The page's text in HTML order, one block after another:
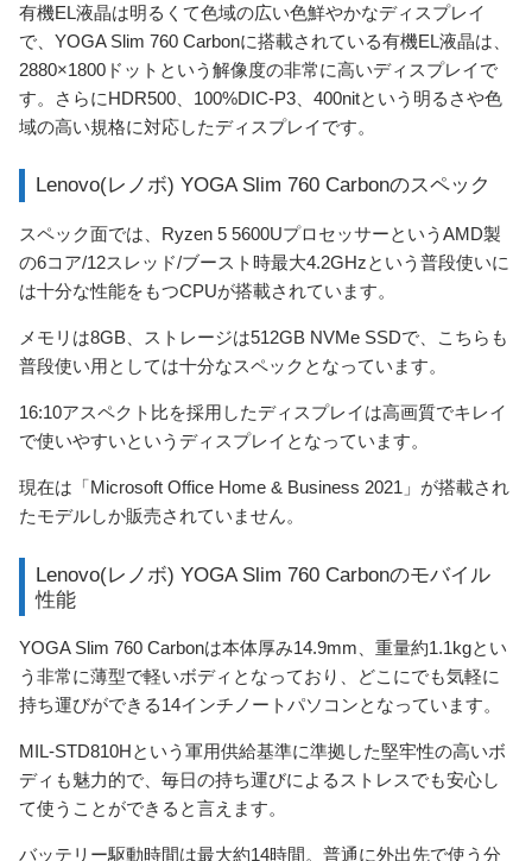
有機EL液晶は明るくて色域の広い色鮮やかなディスプレイ
で、YOGA Slim 760 Carbonに搭載されている有機EL液晶は、
2880×1800ドットという解像度の非常に高いディスプレイで
す。さらにHDR500、100%DIC-P3、400nitという明るさや色
域の高い規格に対応したディスプレイです。
Lenovo(レノボ) YOGA Slim 760 Carbonのスペック
スペック面では、Ryzen 5 5600UプロセッサーというAMD製
の6コア/12スレッド/ブースト時最大4.2GHzという普段使いに
は十分な性能をもつCPUが搭載されています。
メモリは8GB、ストレージは512GB NVMe SSDで、こちらも
普段使い用としては十分なスペックとなっています。
16:10アスペクト比を採用したディスプレイは高画質でキレイ
で使いやすいというディスプレイとなっています。
現在は「Microsoft Office Home & Business 2021」が搭載され
たモデルしか販売されていません。
Lenovo(レノボ) YOGA Slim 760 Carbonのモバイル
性能
YOGA Slim 760 Carbonは本体厚み14.9mm、重量約1.1kgとい
う非常に薄型で軽いボディとなっており、どこにでも気軽に
持ち運びができる14インチノートパソコンとなっています。
MIL-STD810Hという軍用供給基準に準拠した堅牢性の高いボ
ディも魅力的で、毎日の持ち運びによるストレスでも安心し
て使うことができると言えます。
バッテリー駆動時間は最大約14時間。普通に外出先で使う分